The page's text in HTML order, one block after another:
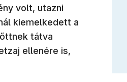
volt, utazni
kiemelkedett a
tátva
ellenére is,